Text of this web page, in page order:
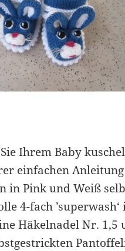
Ihrem Baby
einfachen
in Pink und Weiß
4-fach
Häkelnadel Nr.